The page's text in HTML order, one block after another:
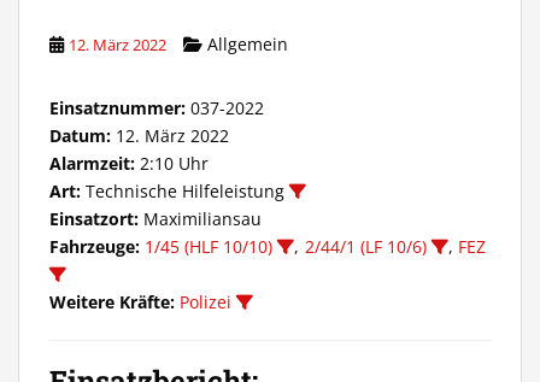
12. März 2022 Allgemein
Einsatznummer: 037-2022
Datum: 12. März 2022
Alarmzeit: 2:10 Uhr
Art: Technische Hilfeleistung
Einsatzort: Maximiliansau
Fahrzeuge: 1/45 (HLF 10/10) , 2/44/1 (LF 10/6) , FEZ
Weitere Kräfte: Polizei